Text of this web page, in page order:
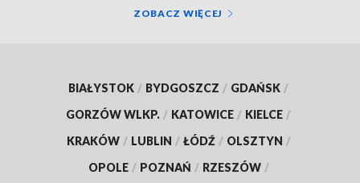
ZOBACZ WIĘCEJ
BIAŁYSTOK / BYDGOSZCZ / GDAŃSK /
GORZÓW WLKP. / KATOWICE / KIELCE /
KRAKÓW / LUBLIN / ŁÓDŹ / OLSZTYN /
OPOLE / POZNAŃ / RZESZÓW /